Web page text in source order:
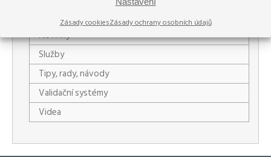
Zásady cookiesZásady ochrany osobních údajů
Měřicí přístroje
Novinky
Služby
Tipy, rady, návody
Validační systémy
Videa